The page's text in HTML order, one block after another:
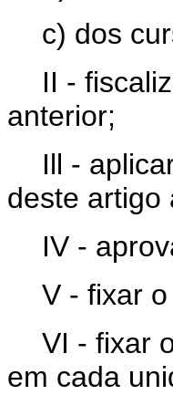
c) dos
II -
anterior;
Ill -
deste artigo
IV -
V - fixar
VI - fixar
em cada